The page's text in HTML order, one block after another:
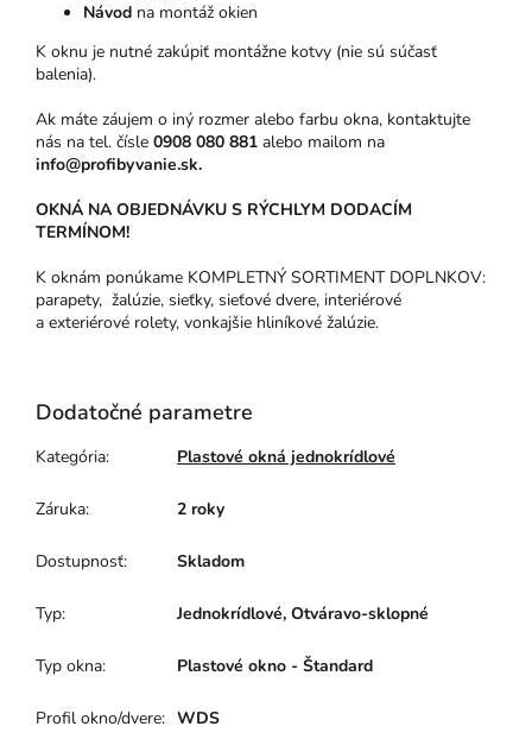
Návod na montáž okien
K oknu je nutné zakúpiť montážne kotvy (nie sú súčasť
balenia).
Ak máte záujem o iný rozmer alebo farbu okna, kontaktujte
nás na tel. čísle 0908 080 881 alebo mailom na
info@profibyvanie.sk.
OKNÁ NA OBJEDNÁVKU S RÝCHLYM DODACÍM
TERMÍNOM!
K oknám ponúkame KOMPLETNÝ SORTIMENT DOPLNKOV:
parapety, žalúzie, sieťky, sieťové dvere, interiérové
a exteriérové rolety, vonkajšie hliníkové žalúzie.
Dodatočné parametre
Kategória: Plastové okná jednokrídlové
Záruka: 2 roky
Dostupnosť: Skladom
Typ: Jednokrídlové, Otváravo-sklopné
Typ okna: Plastové okno - Štandard
Profil okno/dvere: WDS